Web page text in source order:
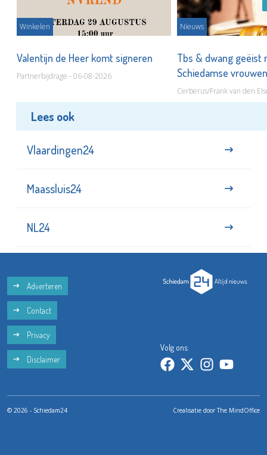
Winkelen
Valentijn de Heer komt signeren
Partnerbijdrage - 06-08-2026
Nieuws
Tbs & dwang geëist
Schiedamse
Cerberus/Frank van den
Lees ook
Vlaardingen24
Maassluis24
NL24
Adverteren
Contact
Privacy
Disclaimer
Volg ons:
© 2026 - Schiedam24 Crealisatie doorThe MindOffice